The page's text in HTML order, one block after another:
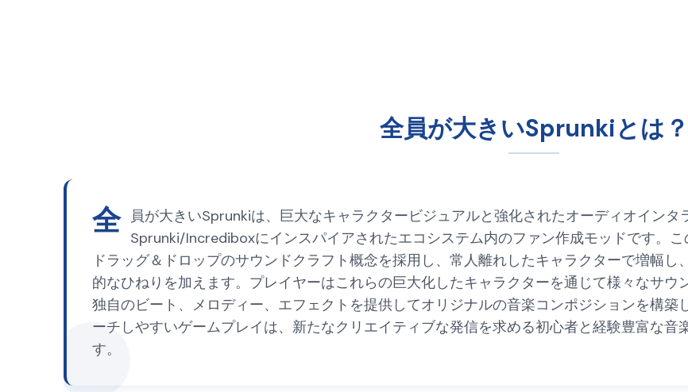
全員が大きいSprunkiとは？
全
員が大きいSprunkiは、巨大なキャラクタービジュアルと強化されたオーディオインタ
Sprunki/Incrediboxにインスパイアされたエコシステム内のファン作成モッドです。
ドラッグ＆ドロップのサウンドクラフト概念を採用し、常人離れしたキャラクターで増幅
的なひねりを加えます。プレイヤーはこれらの巨大化したキャラクターを通じて様々なサ
独自のビート、メロディー、エフェクトを提供してオリジナルの音楽コンポジションを構築
ーチしやすいゲームプレイは、新たなクリエイティブな発信を求める初心者と経験豊富な
す。